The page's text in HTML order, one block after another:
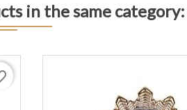
in the same category: